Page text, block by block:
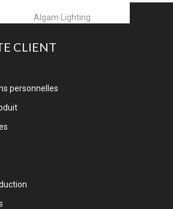
Allen & Heath
CLIENT
personnelles